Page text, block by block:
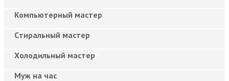
Компьютерный мастер
Cтиральный мастер
Холодильный мастер
Муж на час